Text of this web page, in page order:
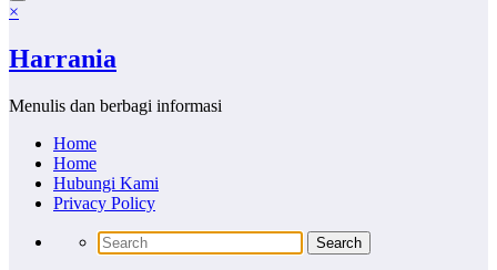
×
Harrania
Menulis dan berbagi informasi
Home
Home
Hubungi Kami
Privacy Policy